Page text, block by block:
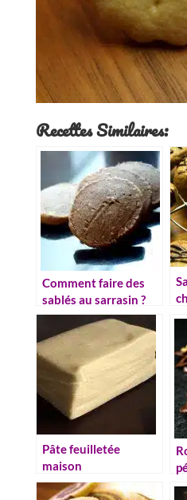
Recettes Similaires:
Comment faire des
sablés au sarrasin ?
Recette facile et
conseils
Pâte feuilletée
maison